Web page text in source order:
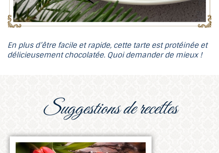
En plus d’être facile et rapide, cette tarte est protéinée et
délicieusement chocolatée. Quoi demander de mieux !
suggestions de recettes